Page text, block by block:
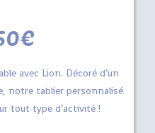
€
avec Lion. Décoré d’un
notre tablier personnalisé
tout type d’activité !